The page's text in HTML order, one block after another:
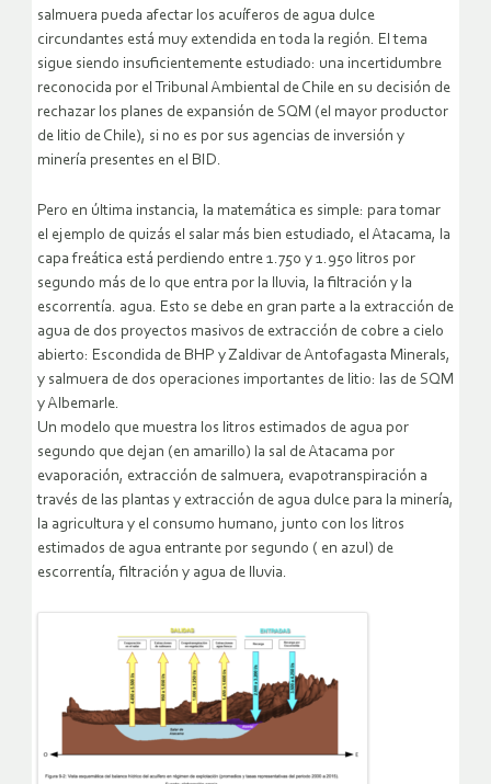
salmuera pueda afectar los acuíferos de agua dulce
circundantes está muy extendida en toda la región. El tema
sigue siendo insuficientemente estudiado: una incertidumbre
reconocida por el Tribunal Ambiental de Chile en su decisión de
rechazar los planes de expansión de SQM (el mayor productor
de litio de Chile), si no es por sus agencias de inversión y
minería presentes en el BID.
Pero en última instancia, la matemática es simple: para tomar
el ejemplo de quizás el salar más bien estudiado, el Atacama, la
capa freática está perdiendo entre 1.750 y 1.950 litros por
segundo más de lo que entra por la lluvia, la filtración y la
escorrentía. agua. Esto se debe en gran parte a la extracción de
agua de dos proyectos masivos de extracción de cobre a cielo
abierto: Escondida de BHP y Zaldivar de Antofagasta Minerals,
y salmuera de dos operaciones importantes de litio: las de SQM
y Albemarle.
Un modelo que muestra los litros estimados de agua por
segundo que dejan (en amarillo) la sal de Atacama por
evaporación, extracción de salmuera, evapotranspiración a
través de las plantas y extracción de agua dulce para la minería,
la agricultura y el consumo humano, junto con los litros
estimados de agua entrante por segundo ( en azul) de
escorrentía, filtración y agua de lluvia.